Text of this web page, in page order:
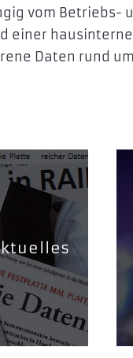
vom Betriebs-
einer
Daten rund